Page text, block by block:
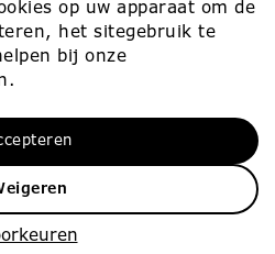
Medezeggenschap
010 – 453 75 00
info@rvko.nl
Adresgegevens
op uw apparaat om de
het sitegebruik te
bij onze